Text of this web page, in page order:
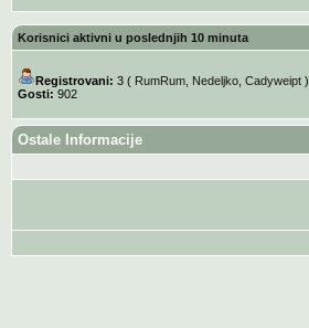
Korisnici aktivni u poslednjih 10 minuta
Registrovani: 3 ( RumRum, Nedeljko, Cadyweipt)
Gosti: 902
Ostale Informacije